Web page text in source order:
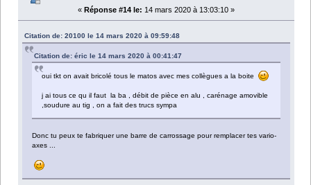
« Réponse #14 le: 14 mars 2020 à 13:03:10 »
Citation de: 20100 le 14 mars 2020 à 09:59:48
Citation de: éric le 14 mars 2020 à 00:41:47
oui tkt on avait bricolé tous le matos avec mes collègues a la boite
j ai tous ce qu il faut la ba , débit de pièce en alu , carénage amovible
,soudure au tig , on a fait des trucs sympa
Donc tu peux te fabriquer une barre de carrossage pour remplacer tes vario-
axes ...